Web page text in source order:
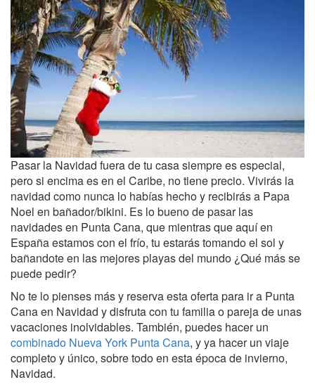
Pasar la Navidad fuera de tu casa siempre es especial,
pero si encima es en el Caribe, no tiene precio. Vivirás la
navidad como nunca lo habías hecho y recibirás a Papa
Noel en bañador/bikini. Es lo bueno de pasar las
navidades en Punta Cana, que mientras que aquí en
España estamos con el frío, tu estarás tomando el sol y
bañandote en las mejores playas del mundo ¿Qué más se
puede pedir?
No te lo pienses más y reserva esta oferta para ir a Punta
Cana en Navidad y disfruta con tu familia o pareja de unas
vacaciones inolvidables. También, puedes hacer un
combinado Nueva York Punta Cana, y ya hacer un viaje
completo y único, sobre todo en esta época de invierno,
Navidad.